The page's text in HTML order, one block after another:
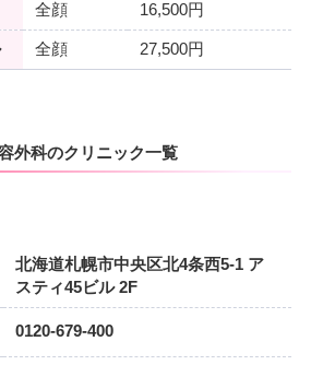
全顔 16,500円
全顔 27,500円
外科のクリニック一覧
北海道札幌市中央区北4条西5-1 ア
スティ45ビル 2F
0120-679-400